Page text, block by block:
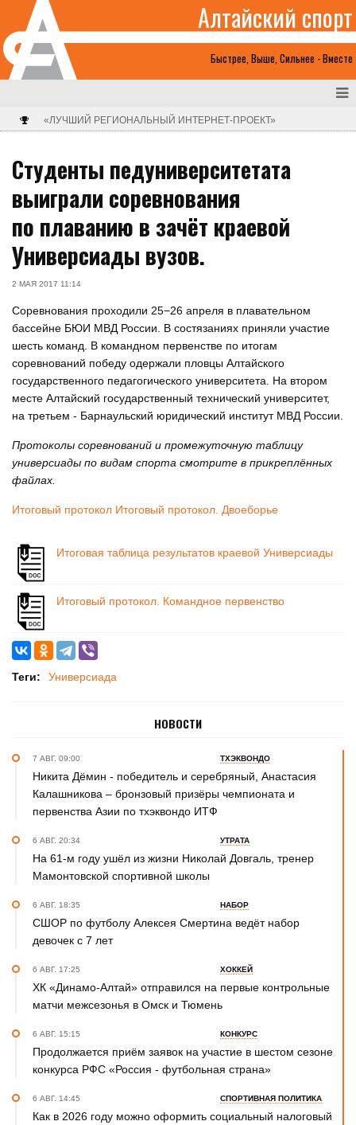
Быстрее, Выше, Сильнее - Вместе
Алтайский спорт
«ЛУЧШИЙ РЕГИОНАЛЬНЫЙ ИНТЕРНЕТ-ПРОЕКТ»
Студенты педуниверситетата
выиграли соревнования
по плаванию в зачёт краевой
Универсиады вузов.
2 МАЯ 2017 11:14
Соревнования проходили 25−26 апреля в плавательном
бассейне БЮИ МВД России. В состязаниях приняли участие
шесть команд. В командном первенстве по итогам
соревнований победу одержали пловцы Алтайского
государственного педагогического университета. На втором
месте Алтайский государственный технический университет,
на третьем - Барнаульский юридический институт МВД России.
Протоколы соревнований и промежуточную таблицу
универсиады по видам спорта смотрите в прикреплённых
файлах.
Итоговый протокол Итоговый протокол. Двоеборье
Итоговая таблица результатов краевой Универсиады
Итоговый протокол. Командное первенство
Теги: Универсиада
НОВОСТИ
7 АВГ. 09:00 ТХЭКВОНДО
Никита Дёмин - победитель и серебряный, Анастасия
Калашникова – бронзовый призёры чемпионата и
первенства Азии по тхэквондо ИТФ
6 АВГ. 20:34 УТРАТА
На 61-м году ушёл из жизни Николай Довгаль, тренер
Мамонтовской спортивной школы
6 АВГ. 18:35 НАБОР
СШОР по футболу Алексея Смертина ведёт набор
девочек с 7 лет
6 АВГ. 17:25 ХОККЕЙ
ХК «Динамо-Алтай» отправился на первые контрольные
матчи межсезонья в Омск и Тюмень
6 АВГ. 15:15 КОНКУРС
Продолжается приём заявок на участие в шестом сезоне
конкурса РФС «Россия - футбольная страна»
6 АВГ. 14:45 СПОРТИВНАЯ ПОЛИТИКА
Как в 2026 году можно оформить социальный налоговый